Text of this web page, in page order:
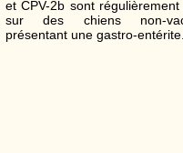
et CPV-2b sont régulièrement
sur des chiens non-
présentant une gastro-entérite.